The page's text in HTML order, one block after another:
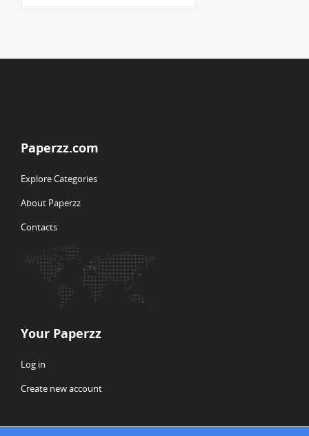
Paperzz.com
Explore Categories
About Paperzz
Contacts
Your Paperzz
Log in
Create new account